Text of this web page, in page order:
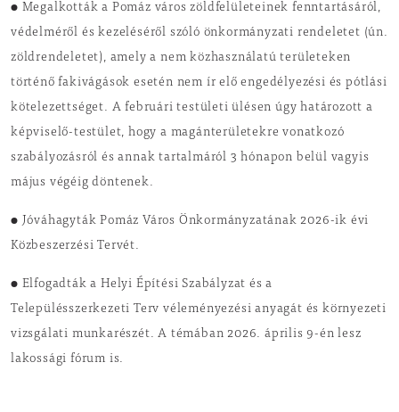
● Megalkották a Pomáz város zöldfelületeinek fenntartásáról,
védelméről és kezeléséről szóló önkormányzati rendeletet (ún.
zöldrendeletet) , amely a nem közhasználatú területeken
történő fakivágások esetén nem ír elő engedélyezési és pótlási
kötelezettséget. A februári testületi ülésen úgy határozott a
képviselő-testület, hogy a magánterületekre vonatkozó
szabályozásról és annak tartalmáról 3 hónapon belül vagyis
május végéig döntenek.
● Jóváhagyták Pomáz Város Önkormányzatának 2026-ik évi
Közbeszerzési Tervét.
● Elfogadták a Helyi Építési Szabályzat és a
Településszerkezeti Terv véleményezési anyagát és környezeti
vizsgálati munkarészét. A témában 2026. április 9-én lesz
lakossági fórum is.